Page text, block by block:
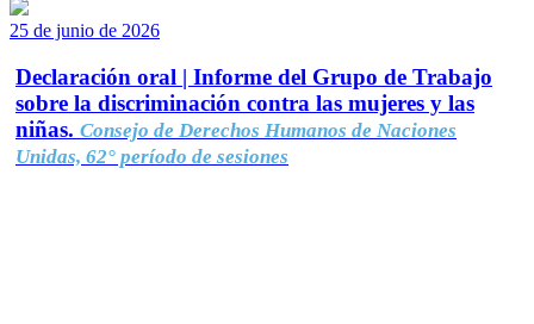
25 de junio de 2026
Declaración oral | Informe del Grupo de Trabajo
sobre la discriminación contra las mujeres y las
niñas. Consejo de Derechos Humanos de Naciones
Unidas, 62° período de sesiones